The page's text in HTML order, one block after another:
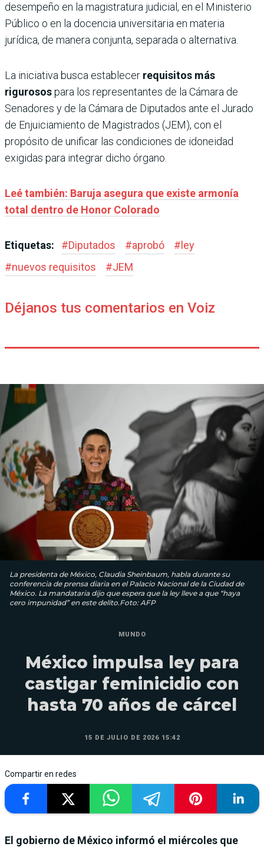
desempeño en la magistratura judicial, en el Ministerio
Público o en la docencia universitaria en materia
jurídica, de manera conjunta, separada o alternativa.
La iniciativa busca establecer requisitos más
rigurosospara los representantes de la Cámara de
Senadores y de la Cámara de Diputados ante el Jurado
de Enjuiciamiento de Magistrados (JEM), con el
propósito de unificar las condiciones de idoneidad
exigidas para integrar dicho órgano.
Leé también: Baruja asegura que existe armonía
total dentro de Honor Colorado
Etiquetas: #Diputados #aprobó # ley
#nuevos requisitos #JEM
Déjanos tus comentarios en Voiz
La presidenta de México, Claudia Sheinbaum, habla durante su
conferencia de prensa diaria en el Palacio Nacional de la Ciudad de
México. La mandataria dijo que espera que la ley lleve a que “haya
cero impunidad” en este delito.Foto: AFP
MUNDO
México impulsa ley para
castigar feminicidio con
hasta 70 años de cárcel
15 DE JULIO DE 2026 15:42
Compartir en redes
El gobierno de México informó el miércoles que